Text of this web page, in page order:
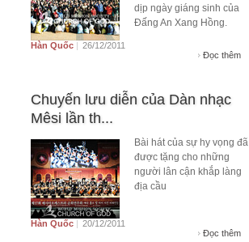
dịp ngày giáng sinh của
Đấng An Xang Hồng.
Hàn Quốc | 26/12/2011
Đọc thêm
Chuyến lưu diễn của Dàn nhạc
Mêsi lần th...
Bài hát của sự hy vọng đã
được tặng cho những
người lân cận khắp làng
địa cầu
Hàn Quốc | 20/12/2011
Đọc thêm